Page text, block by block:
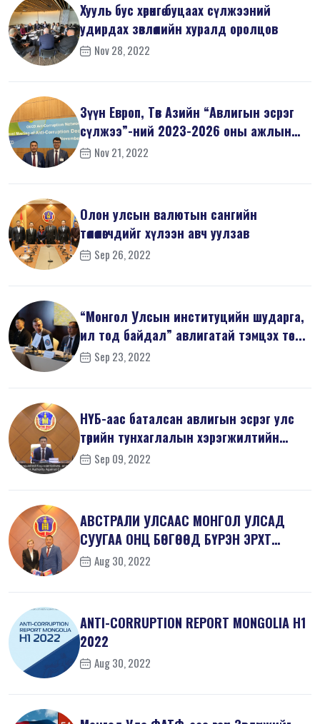
Хууль бус хөрөнгө буцаах сүлжээний
удирдах зөвлөлийн хуралд оролцов
Nov 28, 2022
Зүүн Европ, Төв Азийн “Авлигын эсрэг
сүлжээ”-ний 2023-2026 оны ажлын
т...Nov 21, 2022
Олон улсын валютын сангийн
төлөөлөгчдийг хүлээн авч уулзав
Sep 26, 2022
“Монгол Улсын институцийн шударга,
ил тод байдал” авлигатай тэмцэх төс...
Sep 23, 2022
НҮБ-аас баталсан авлигын эсрэг улс
төрийн тунхаглалын хэрэгжилтийн
тал...Sep 09, 2022
АВСТРАЛИ УЛСААС МОНГОЛ УЛСАД
СУУГАА ОНЦ БӨГӨӨД БҮРЭН ЭРХТ
ЭЛЧИН САЙД Х...
Aug 30, 2022
ANTI-СORRUPTION REPORT MONGOLIA H1
2022
Aug 30, 2022